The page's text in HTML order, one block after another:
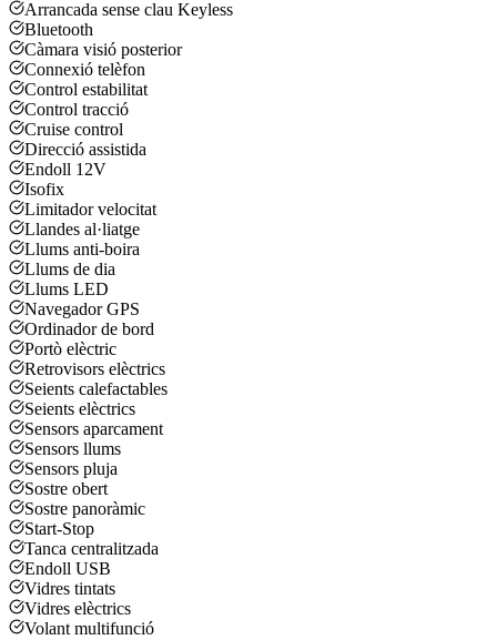
Arrancada sense clau Keyless
Bluetooth
Càmara visió posterior
Connexió telèfon
Control estabilitat
Control tracció
Cruise control
Direcció assistida
Endoll 12V
Isofix
Limitador velocitat
Llandes al·liatge
Llums anti-boira
Llums de dia
Llums LED
Navegador GPS
Ordinador de bord
Portò elèctric
Retrovisors elèctrics
Seients calefactables
Seients elèctrics
Sensors aparcament
Sensors llums
Sensors pluja
Sostre obert
Sostre panoràmic
Start-Stop
Tanca centralitzada
Endoll USB
Vidres tintats
Vidres elèctrics
Volant multifunció